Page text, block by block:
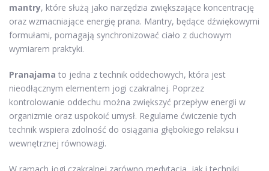
mantry, które służą jako narzędzia zwiększające koncentrację
oraz wzmacniające energię prana. Mantry, będące dźwiękowymi
formułami, pomagają synchronizować ciało z duchowym
wymiarem praktyki.
Pranajama to jedna z technik oddechowych, która jest
nieodłącznym elementem jogi czakralnej. Poprzez
kontrolowanie oddechu można zwiększyć przepływ energii w
organizmie oraz uspokoić umysł. Regularne ćwiczenie tych
technik wspiera zdolność do osiągania głębokiego relaksu i
wewnętrznej równowagi.
W ramach jogi czakralnej zarówno medytacja, jak i techniki